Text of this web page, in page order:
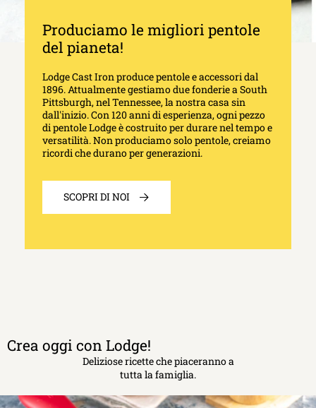
Produciamo le migliori pentole
del pianeta!
Lodge Cast Iron produce pentole e accessori dal
1896. Attualmente gestiamo due fonderie a South
Pittsburgh, nel Tennessee, la nostra casa sin
dall'inizio. Con 120 anni di esperienza, ogni pezzo
di pentole Lodge è costruito per durare nel tempo e
versatilità. Non produciamo solo pentole, creiamo
ricordi che durano per generazioni.
SCOPRI DI NOI
Crea oggi con Lodge!
Deliziose ricette che piaceranno a
tutta la famiglia.